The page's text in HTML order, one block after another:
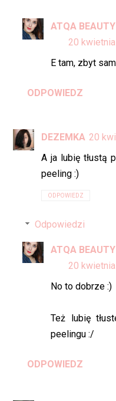
ATQA
20
E tam, zbyt
ODPOWIEDZ
DEZEMKA 20
A ja lubię tłustą
peeling :)
ODPOWIEDZ
Odpowiedzi
ATQA
20
No to dobrze :)
Też lubię
peelingu :/
ODPOWIEDZ